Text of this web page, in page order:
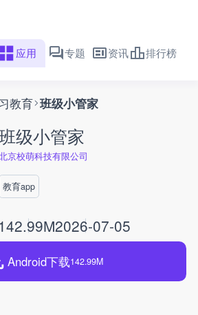
应用 专题 资讯 排行榜
教育 班级小管家
级小管家
京校萌科技有限公司
教育app
142.99M2026-07-05
Android下载142.99M